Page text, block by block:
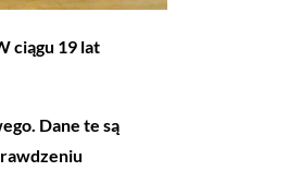
ciągu 19 lat
Dane te są